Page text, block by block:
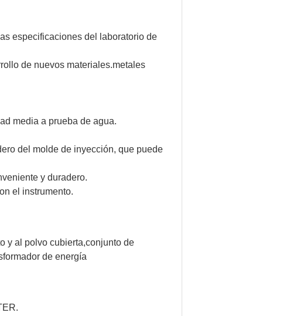
especificaciones del laboratorio de
de nuevos materiales.metales
media a prueba de agua.
del molde de inyección, que puede
y duradero.
el instrumento.
y al polvo cubierta,conjunto de
de energía